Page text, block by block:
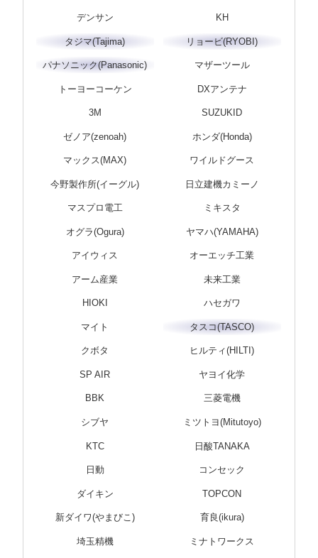
デンサン KH
タジマ(Tajima) リョービ(RYOBI)
パナソニック(Panasonic) マザーツール
トーヨーコーケン DXアンテナ
3M SUZUKID
ゼノア(zenoah) ホンダ(Honda)
マックス(MAX) ワイルドグース
今野製作所(イーグル) 日立建機カミーノ
マスプロ電工 ミキスタ
オグラ(Ogura) ヤマハ(YAMAHA)
アイウィス オーエッチ工業
アーム産業 未来工業
HIOKI ハセガワ
マイト タスコ(TASCO)
クボタ ヒルティ(HILTI)
SP AIR ヤヨイ化学
BBK 三菱電機
シブヤ ミツトヨ(Mitutoyo)
KTC 日酸TANAKA
日動 コンセック
ダイキン TOPCON
新ダイワ(やまびこ) 育良(ikura)
埼玉精機 ミナトワークス